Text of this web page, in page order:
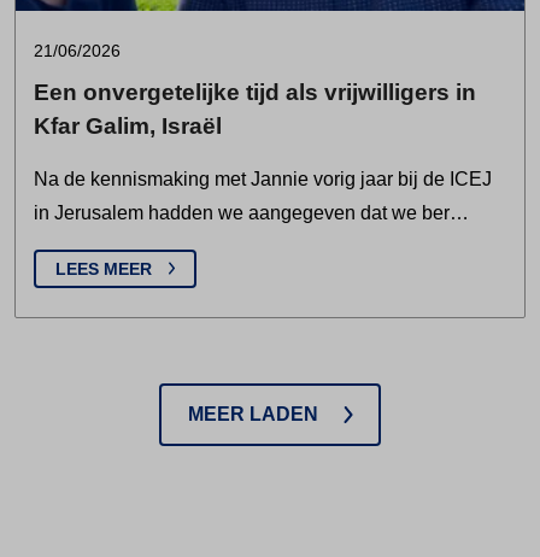
21/06/2026
Een onvergetelijke tijd als vrijwilligers in
Kfar Galim, Israël
Na de kennismaking met Jannie vorig jaar bij de ICEJ
in Jerusalem hadden we aangegeven dat we ber…
LEES MEER
MEER LADEN